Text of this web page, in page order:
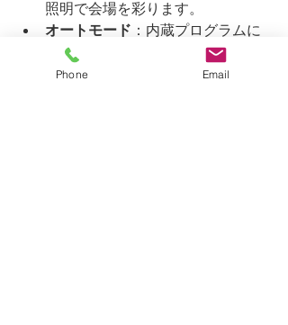
照明で会場を彩ります。
オートモード ：内蔵プログラムに
よる自動演出で、手間をかけずに
華やかな雰囲気を演出します。
Phone Email